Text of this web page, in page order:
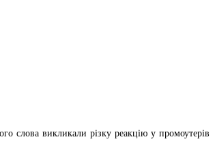
слова викликали різку реакцію у промоутерів